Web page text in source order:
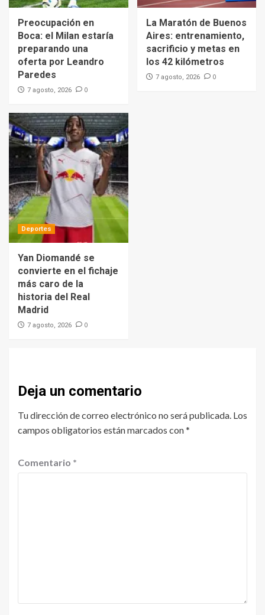
Preocupación en
Boca: el Milan estaría
preparando una
oferta por Leandro
Paredes
7 agosto, 2026 0
La Maratón de Buenos
Aires: entrenamiento,
sacrificio y metas en
los 42 kilómetros
7 agosto, 2026 0
Deportes
Yan Diomandé se
convierte en el fichaje
más caro de la
historia del Real
Madrid
7 agosto, 2026 0
Deja un comentario
Tu dirección de correo electrónico no será publicada. Los
campos obligatorios están marcados con*
Comentario *